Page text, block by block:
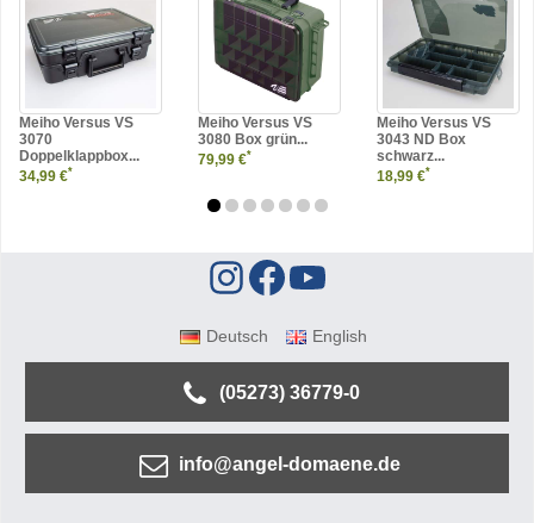
Meiho Versus VS
3070
Doppelklappbox...
34,99 €*
Meiho Versus VS
3080 Box grün...
79,99 €*
Meiho Versus VS
3043 ND Box
schwarz...
18,99 €*
Deutsch English
(05273) 36779-0
info@angel-domaene.de